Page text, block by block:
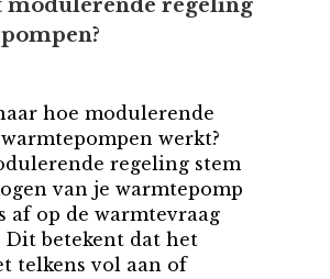
modulerende regeling
hoe modulerende
werkt?
regeling stem
van je warmtepomp
af op de warmtevraag
Dit betekent dat het
telkens vol aan of